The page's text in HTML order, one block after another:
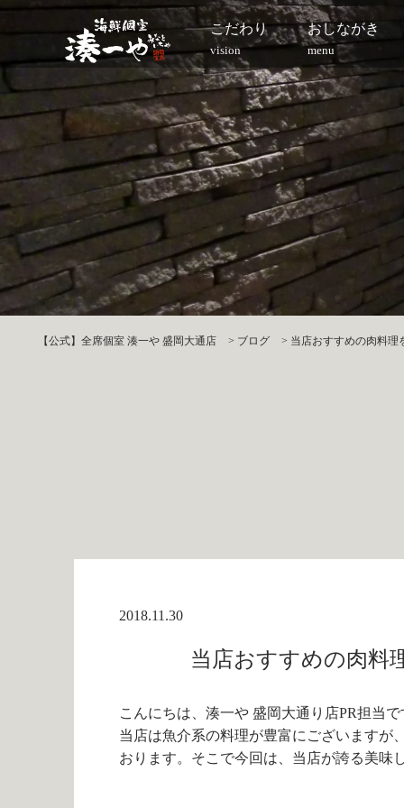
こだわり
vision
おしながき
menu
【公式】全席個室 湊一や 盛岡大通店 > ブログ > 当店おすすめの肉料
2018.11.30
当店おすすめの肉料
こんにちは、湊一や 盛岡大通り店PR担当で
当店は魚介系の料理が豊富にございますが
おります。そこで今回は、当店が誇る美味